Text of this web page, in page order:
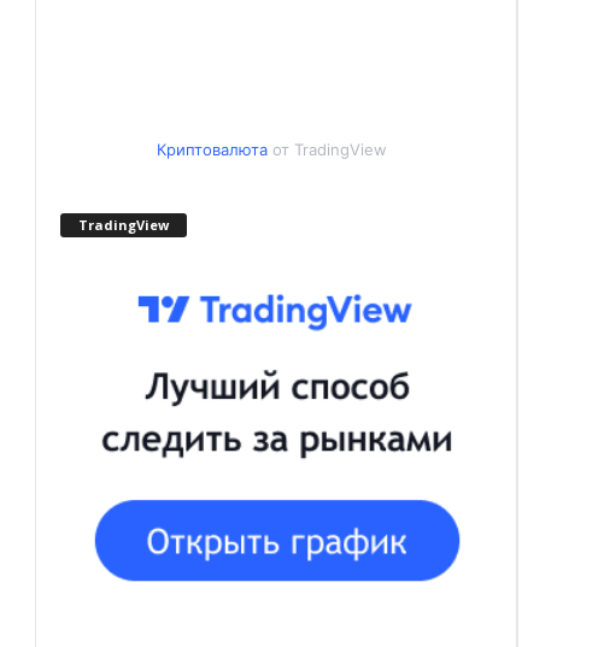
Криптовалютаот TradingView
TradingView